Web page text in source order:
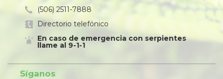
(506) 2511-7888
Directorio telefónico
En caso de emergencia con serpientes
llame al 9-1-1
Síganos